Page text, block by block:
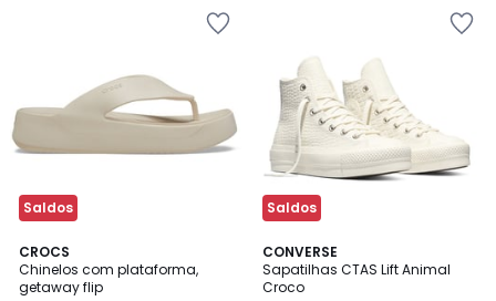
Saldos
CROCS
Chinelos com plataforma,
getaway flip
3,4
/ 5
Saldos
CONVERSE
Sapatilhas CTAS Lift Animal
Croco